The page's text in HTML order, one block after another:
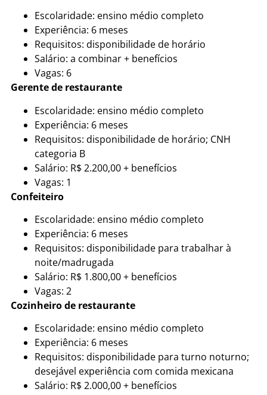
Escolaridade: ensino médio completo
Experiência: 6 meses
Requisitos: disponibilidade de horário
Salário: a combinar + benefícios
Vagas: 6
Gerente de restaurante
Escolaridade: ensino médio completo
Experiência: 6 meses
Requisitos: disponibilidade de horário; CNH
categoria B
Salário: R$ 2.200,00 + benefícios
Vagas: 1
Confeiteiro
Escolaridade: ensino médio completo
Experiência: 6 meses
Requisitos: disponibilidade para trabalhar à
noite/madrugada
Salário: R$ 1.800,00 + benefícios
Vagas: 2
Cozinheiro de restaurante
Escolaridade: ensino médio completo
Experiência: 6 meses
Requisitos: disponibilidade para turno noturno;
desejável experiência com comida mexicana
Salário: R$ 2.000,00 + benefícios